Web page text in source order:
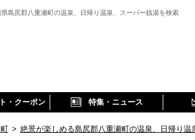
島尻郡八重瀬町の温泉、日帰り温泉、スーパー銭湯を検索
・クーポン 特集・ニュース
> 絶景が楽しめる島尻郡八重瀬町の温泉、日帰り温